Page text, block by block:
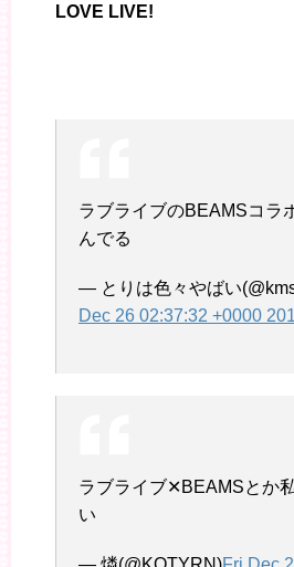
LOVE LIVE!
ラブライブのBEAMSコラ
んでる
— とりは色々やばい
Dec 26 02:37:32 +0000
ラブライブ✕BEAMSとか
い